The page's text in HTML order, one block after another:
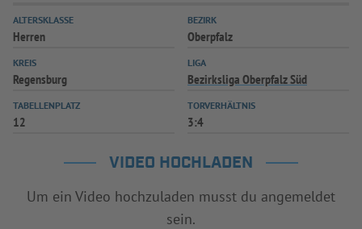
ALTERSKLASSE
Herren
BEZIRK
Oberpfalz
KREIS
Regensburg
LIGA
Bezirksliga Oberpfalz Süd
TABELLENPLATZ
12
TORVERHÄLTNIS
3:4
VIDEO HOCHLADEN
Um ein Video hochzuladen musst du angemeldet
sein.